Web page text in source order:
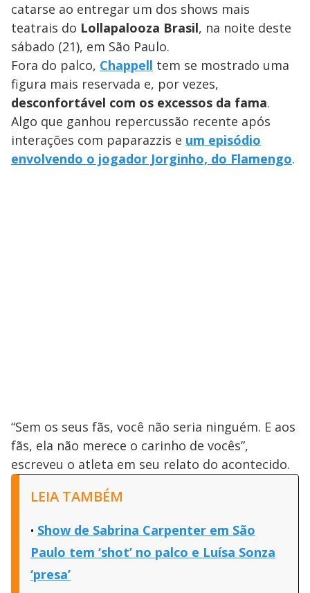
catarse ao entregar um dos shows mais
teatrais do Lollapalooza Brasil, na noite deste
sábado (21), em São Paulo.
Fora do palco, Chappell tem se mostrado uma
figura mais reservada e, por vezes,
desconfortável com os excessos da fama.
Algo que ganhou repercussão recente após
interações com paparazzis e um episódio
envolvendo o jogador Jorginho, do Flamengo.
“Sem os seus fãs, você não seria ninguém. E aos
fãs, ela não merece o carinho de vocês”,
escreveu o atleta em seu relato do acontecido.
LEIA TAMBÉM
Show de Sabrina Carpenter em São
Paulo tem ‘shot’ no palco e Luísa Sonza
‘presa’